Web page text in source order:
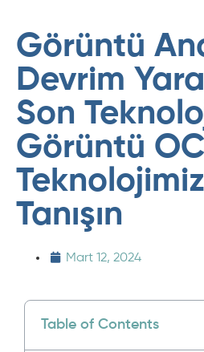
Görüntü
Devrim
Son
Görüntü
Tanışın
Mart 12, 2024
Table of Contents